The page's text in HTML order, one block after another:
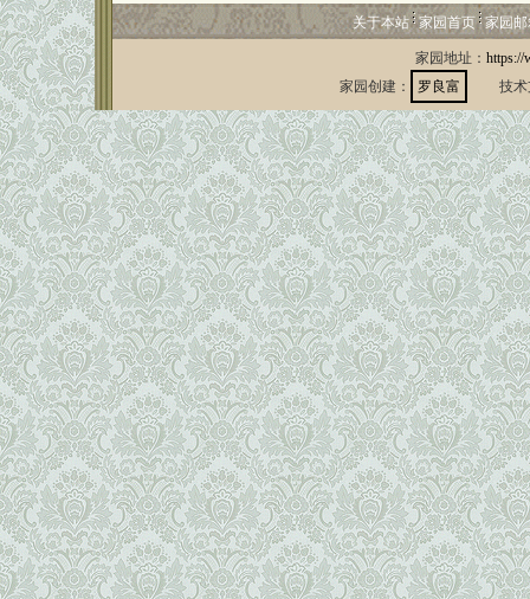
关于本站 家园首页 家园
家园地址： https://
家园创建：
罗良富 技术